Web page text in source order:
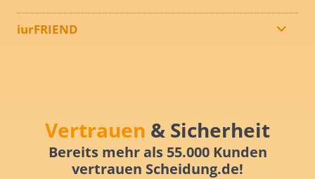
iurFRIEND
Vertrauen & Sicherheit
Bereits mehr als 55.000 Kunden
vertrauen Scheidung.de!